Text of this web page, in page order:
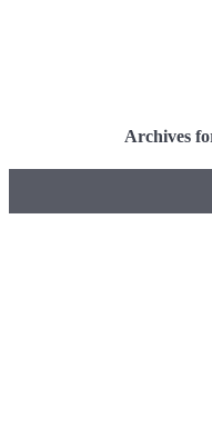
Archives